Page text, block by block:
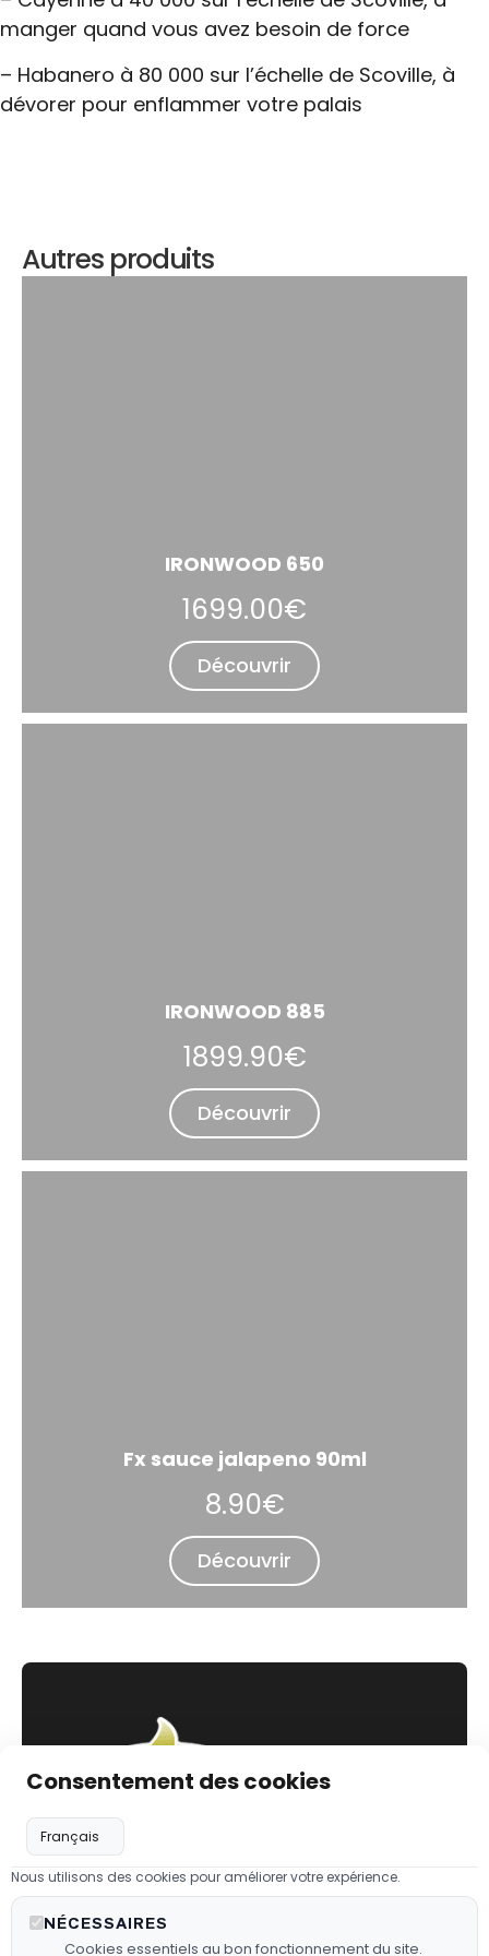
manger quand vous avez besoin de force
– Habanero à 80 000 sur l’échelle de Scoville, à
dévorer pour enflammer votre palais
Autres produits
IRONWOOD 650
1699.00€
Découvrir
IRONWOOD 885
1899.90€
Découvrir
Fx sauce jalapeno 90ml
8.90€
Découvrir
Les
Barbecues
03 44 64 56
Consentement des cookies
Nous utilisons des cookies pour améliorer votre expérience.
NÉCESSAIRES
Cookies essentiels au bon fonctionnement du site.